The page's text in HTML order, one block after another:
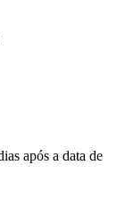
após a data de